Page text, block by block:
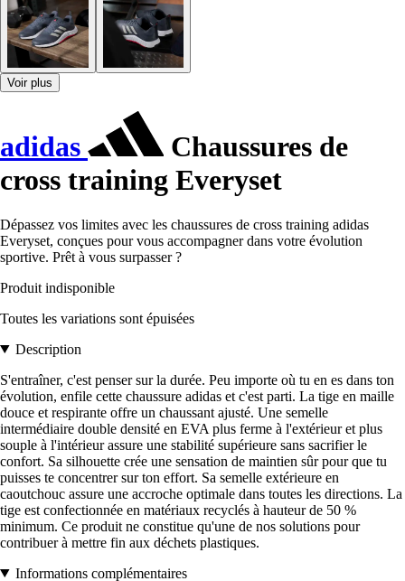
Voir plus
adidas
Chaussures de
cross training Everyset
Dépassez vos limites avec les chaussures de cross training adidas
Everyset, conçues pour vous accompagner dans votre évolution
sportive. Prêt à vous surpasser ?
Produit indisponible
Toutes les variations sont épuisées
Description
S'entraîner, c'est penser sur la durée. Peu importe où tu en es dans ton
évolution, enfile cette chaussure adidas et c'est parti. La tige en maille
douce et respirante offre un chaussant ajusté. Une semelle
intermédiaire double densité en EVA plus ferme à l'extérieur et plus
souple à l'intérieur assure une stabilité supérieure sans sacrifier le
confort. Sa silhouette crée une sensation de maintien sûr pour que tu
puisses te concentrer sur ton effort. Sa semelle extérieure en
caoutchouc assure une accroche optimale dans toutes les directions. La
tige est confectionnée en matériaux recyclés à hauteur de 50 %
minimum. Ce produit ne constitue qu'une de nos solutions pour
contribuer à mettre fin aux déchets plastiques.
Informations complémentaires